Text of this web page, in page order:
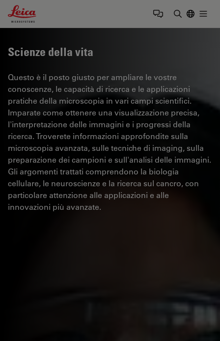
Leica Microsystems Logo
Scienze della vita
Questo è il posto giusto per ampliare le vostre
conoscenze, le capacità di ricerca e le applicazioni
pratiche della microscopia in vari campi scientifici.
Imparate come ottenere una visualizzazione precisa,
l'interpretazione delle immagini e i progressi della
ricerca. Troverete informazioni approfondite sulla
microscopia avanzata, sulle tecniche di imaging, sulla
preparazione dei campioni e sull'analisi delle immagini.
Gli argomenti trattati comprendono la biologia
cellulare, le neuroscienze e la ricerca sul cancro, con
particolare attenzione alle applicazioni e alle
innovazioni più avanzate.